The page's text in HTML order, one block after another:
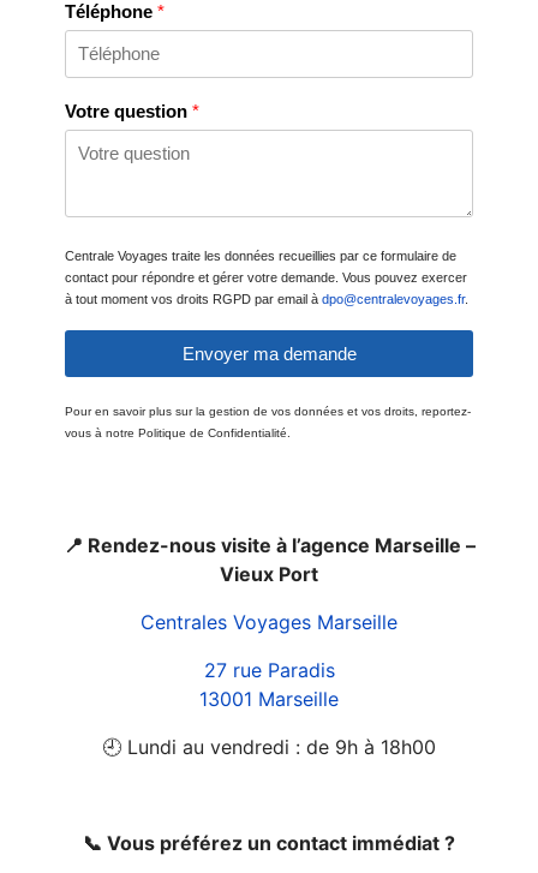
Téléphone *
Votre question *
Centrale Voyages traite les données recueillies par ce formulaire de
contact pour répondre et gérer votre demande. Vous pouvez exercer
à tout moment vos droits RGPD par email à dpo@centralevoyages.fr.
Envoyer ma demande
Pour en savoir plus sur la gestion de vos données et vos droits, reportez-
vous à notre Politique de Confidentialité.
📍 Rendez-nous visite à l’agence Marseille –
Vieux Port
Centrales Voyages Marseille
27 rue Paradis
13001 Marseille
🕘 Lundi au vendredi : de 9h à 18h00
📞 Vous préférez un contact immédiat ?